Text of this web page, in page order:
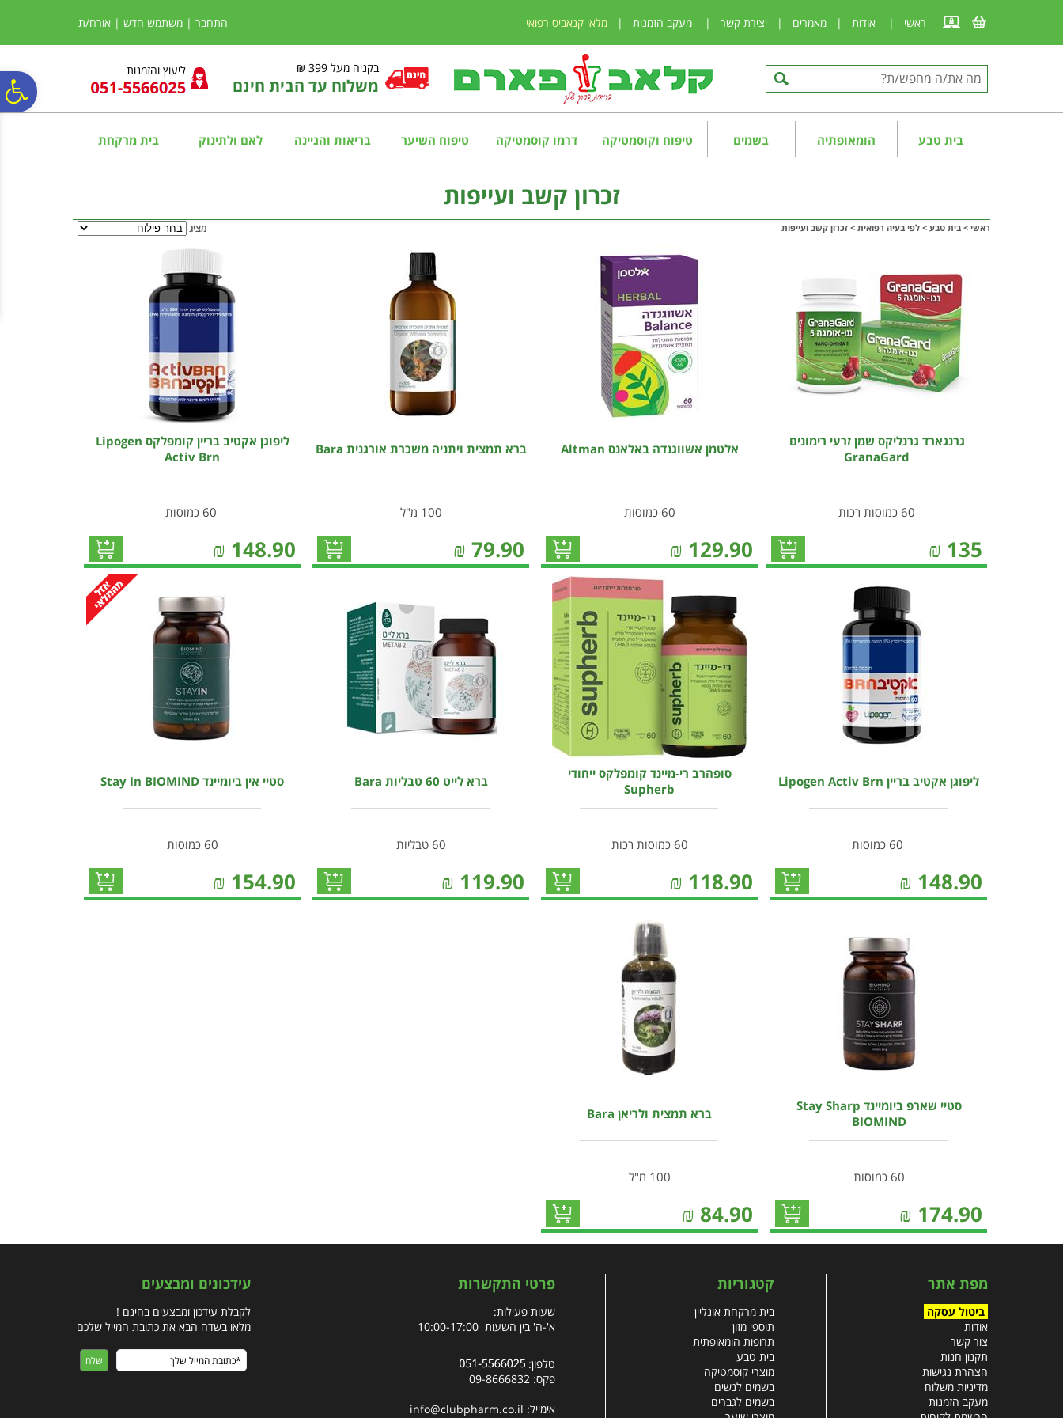
נגישות
אתר
המרכזי
ראשי | אודות | מאמרים | יצירת קשר | מעקב הזמנות | מלאי קנאביס רפואי התחבר | משתמש חדש | אורח/ת
בקניה מעל 399 ₪
משלוח עד הבית חינם
ליעוץ והזמנות
בית טבע הומאופתיה בשמים טיפוח וקוסמטיקה דרמו קוסמטיקה טיפוח השיער בריאות והגיינה לאם ולתינוק בית מרקחת
זכרון קשב ועייפות
ראשי > בית טבע > לפי בעיה רפואית > זכרון קשב ועייפות מציג
גרנגארד גרנליקס שמן זרעי רימונים
GranaGard
60 כמוסות רכות
135
₪
אלטמן אשווגנדה באלאנס Altman
60 כמוסות
129.90
₪
ברא תמצית ויתניה משכרת אורגנית Bara
100 מ"ל
79.90
₪
ליפוגן אקטיב בריין קומפלקס Lipogen
Activ Brn
148.90
₪
ליפוגן אקטיב בריין Lipogen Activ Brn
148.90
₪
סופהרב רי-מיינד קומפלקס ייחודי
Supherb
60 כמוסות רכות
118.90
₪
ברא לייט 60 טבליות Bara
60 טבליות
119.90
₪
סטיי אין ביומיינד Stay In BIOMIND
60 כמוסות
154.90
₪
סטיי שארפ ביומיינד Stay Sharp
BIOMIND
60 כמוסות
174.90
₪
ברא תמצית ולריאן Bara
100 מ"ל
84.90
₪
מפת אתר
ביטול עסקה
אודות
צור קשר
תקנון חנות
הצהרת נגישות
מדיניות משלוח
מעקב הזמנות
קטגוריות
בית מרקחת אונליין
תוספי מזון
תרופות הומאופתית
בית טבע
מוצרי קוסמטיקה
בשמים לנשים
בשמים לגברים
פרטי התקשרות
שעות פעילות:
א'-ה' בין השעות 10:00-17:00
טלפון:
פקס: 09-8666832
אימייל: info@clubpharm.co.il
עידכונים ומבצעים
לקבלת עידכון ומבצעים בחינם !
מלאו בשדה הבא את כתובת המייל שלכם